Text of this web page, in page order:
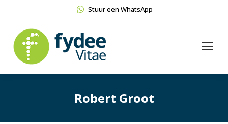
Stuur een WhatsApp
Robert Groot